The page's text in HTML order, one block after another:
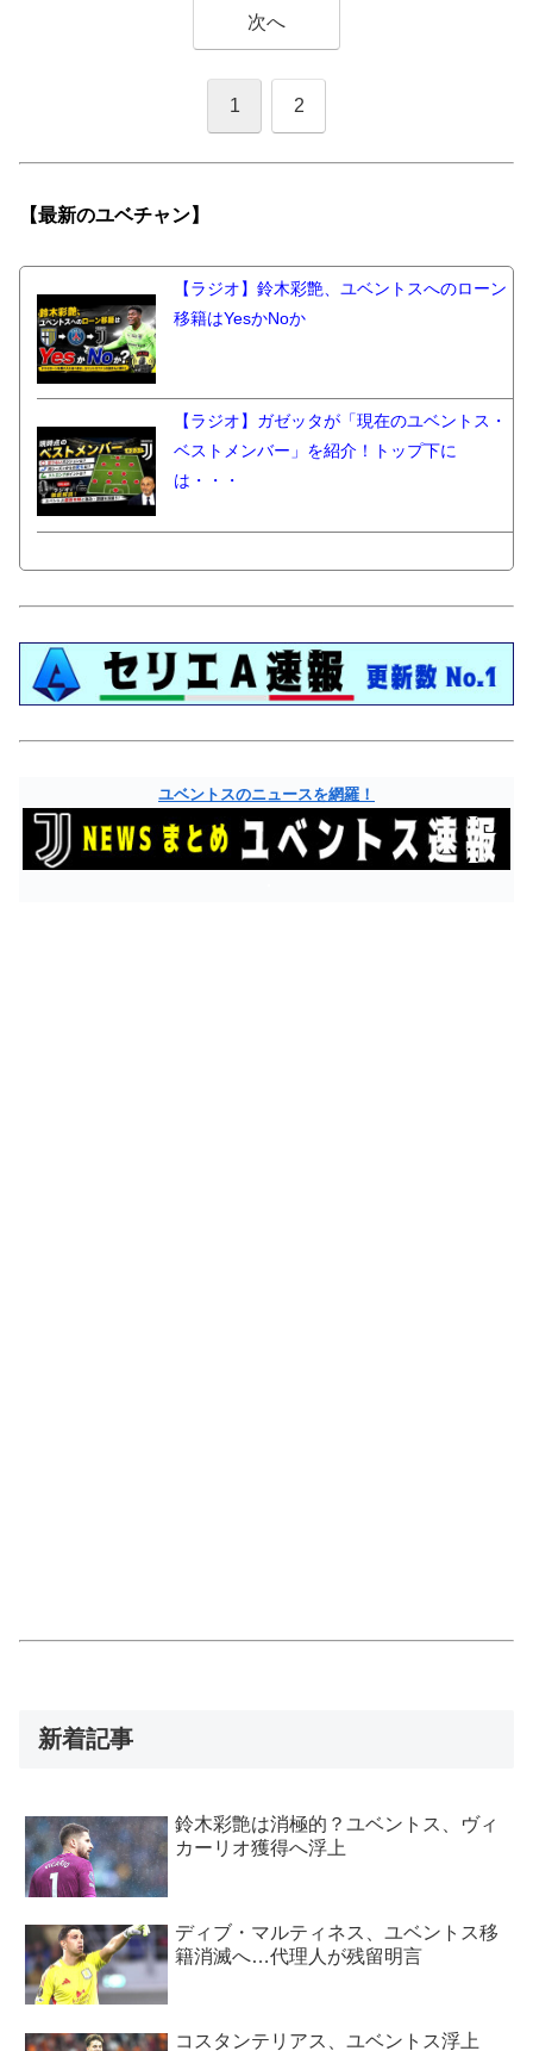
次へ
1 2
【最新のユベチャン】
【ラジオ】鈴木彩艶、ユベントスへのローン
移籍はYesかNoか
【ラジオ】ガゼッタが「現在のユベントス・
ベストメンバー」を紹介！トップ下に
は・・・
ユベントスのニュースを網羅！
新着記事
鈴木彩艶は消極的？ユベントス、ヴィ
カーリオ獲得へ浮上
ディブ・マルティネス、ユベントス移
籍消滅へ…代理人が残留明言
コスタンテリアス、ユベントス浮上